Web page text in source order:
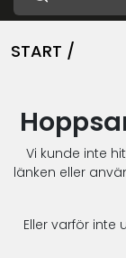
START /
Vi kunde inte
länken eller
Eller varför